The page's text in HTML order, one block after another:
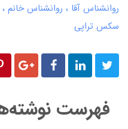
روانشناس آقا
روانشناس خانم
سکس تراپی
فهرست